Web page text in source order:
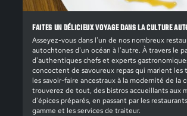
FAITES UN DÉLICIEUX VOYAGE DANS LA CULTURE
Asseyez-vous dans l'un de nos nombreux
autochtones d'un océan à l'autre. À travers le
d'authentiques chefs et experts
concoctent de savoureux repas qui marient les
les savoir-faire ancestraux à la modernité de la
trouverez de tout, des bistros accueillants aux
d'épices préparés, en passant par les
gamme et les services de traiteur.